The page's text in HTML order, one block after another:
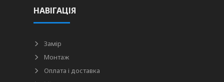
НАВІГАЦІЯ
Замір
Монтаж
Оплата і доставка